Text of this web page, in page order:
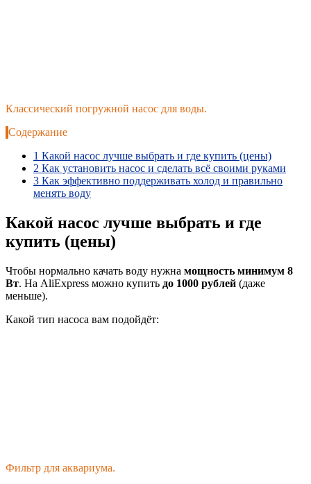
Классический погружной насос для воды.
Содержание
1 Какой насос лучше выбрать и где купить (цены)
2 Как установить насос и сделать всё своими руками
3 Как эффективно поддерживать холод и правильно
менять воду
Какой насос лучше выбрать и где
купить (цены)
Чтобы нормально качать воду нужна мощность минимум 8
Вт. На AliExpress можно купить до 1000 рублей (даже
меньше).
Какой тип насоса вам подойдёт:
Фильтр для аквариума.